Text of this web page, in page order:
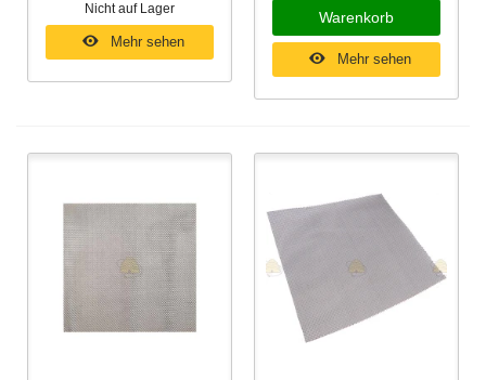
Nicht auf Lager
Mehr sehen
Warenkorb
Mehr sehen